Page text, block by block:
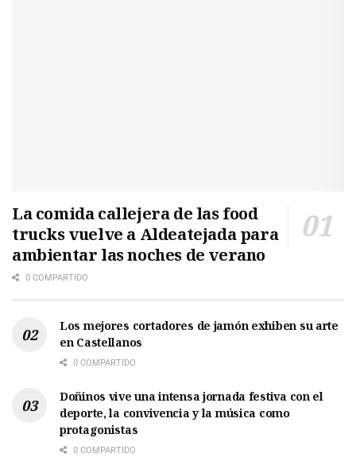
La comida callejera de las food
trucks vuelve a Aldeatejada para
ambientar las noches de verano
0 COMPARTIDO
Los mejores cortadores de jamón exhiben su arte
en Castellanos
0 COMPARTIDO
Doñinos vive una intensa jornada festiva con el
deporte, la convivencia y la música como
protagonistas
0 COMPARTIDO